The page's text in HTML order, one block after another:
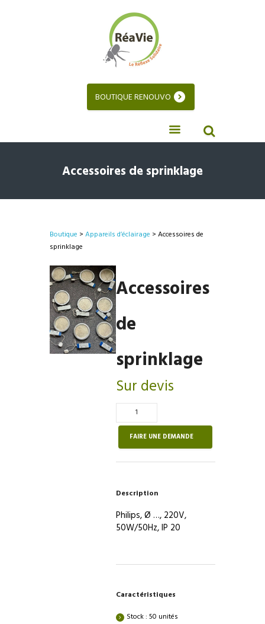
BOUTIQUE RENOUVO
Accessoires de sprinklage
Boutique > Appareils d’éclairage > Accessoires de
sprinklage
Accessoires
de
sprinklage
Sur devis
Quantité
de
Accessoires
de
FAIRE UNE DEMANDE
Description
Philips, Ø …, 220V,
50W/50Hz, IP 20
Caractéristiques
Stock : 50 unités